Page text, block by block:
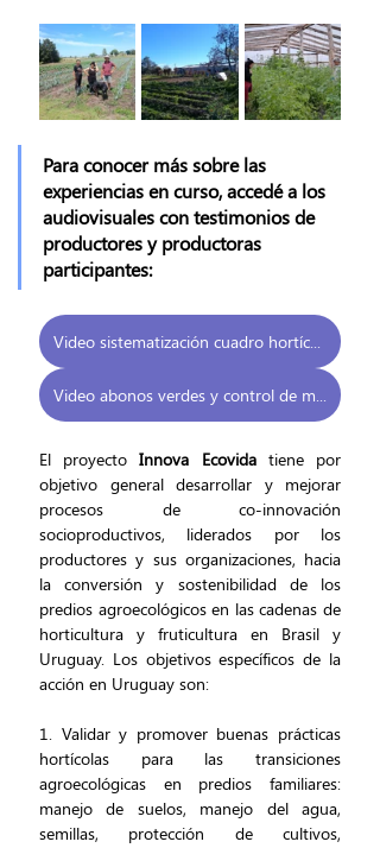
Para conocer más sobre las
experiencias en curso, accedé a los
audiovisuales con testimonios de
productores y productoras
participantes:
Video sistematización cuadro hortícola
Video abonos verdes y control de malezas
El proyecto Innova Ecovida tiene por
objetivo general desarrollar y mejorar
procesos de co-innovación
socioproductivos, liderados por los
productores y sus organizaciones, hacia
la conversión y sostenibilidad de los
predios agroecológicos en las cadenas de
horticultura y fruticultura en Brasil y
Uruguay. Los objetivos específicos de la
acción en Uruguay son:
1. Validar y promover buenas prácticas
hortícolas para las transiciones
agroecológicas en predios familiares:
manejo de suelos, manejo del agua,
semillas, protección de cultivos,